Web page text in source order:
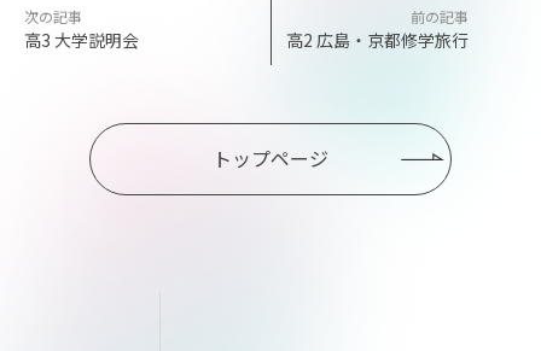
高3 大学説明会 高2 広島・京都修学旅行
トップページ